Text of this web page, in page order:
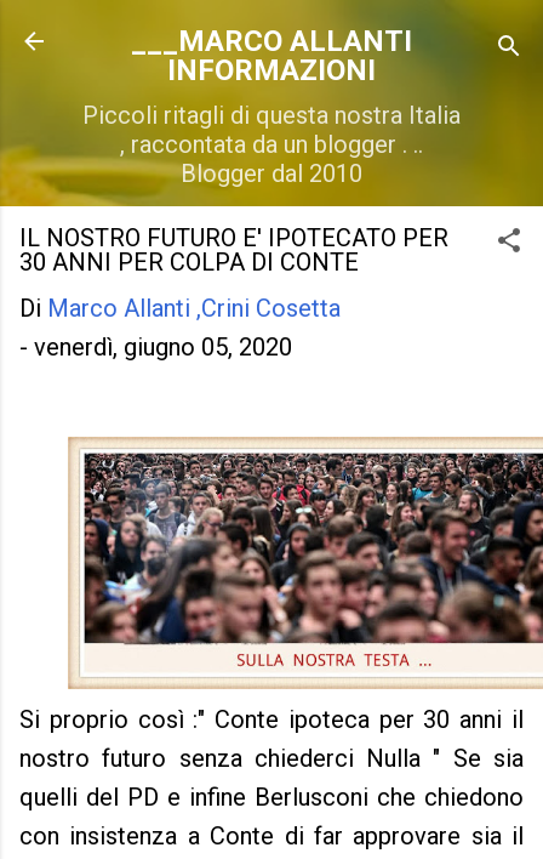
Passa ai contenuti principali
___MARCO ALLANTI
INFORMAZIONI
Piccoli ritagli di questa nostra Italia
, raccontata da un blogger . ..
Blogger dal 2010
IL NOSTRO FUTURO E' IPOTECATO PER
30 ANNI PER COLPA DI CONTE
Di Marco Allanti ,Crini Cosetta
- venerdì, giugno 05, 2020
Si proprio così :" Conte ipoteca per 30 anni il
nostro futuro senza chiederci Nulla " Se sia
quelli del PD e infine Berlusconi che chiedono
con insistenza a Conte di far approvare sia il